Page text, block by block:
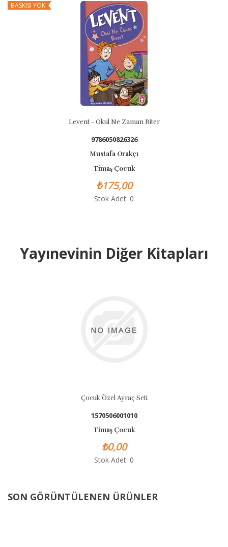
- Okul Ne Zaman Biter
Yayınevinin Diğer Kitapları
Çocuk Özel Ayraç Seti
1570506001010
Timaş Çocuk
Stok Adet: 0
SON GÖRÜNTÜLENEN ÜRÜNLER